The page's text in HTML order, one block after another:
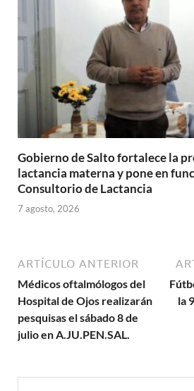
Gobierno de Salto fortalece la
lactancia materna y pone en
Consultorio de Lactancia
7 agosto, 2026
ARTÍCULO ANTERIOR
Médicos oftalmólogos del
Hospital de Ojos realizarán
pesquisas el sábado 8 de
julio en A.JU.PEN.SAL.
la